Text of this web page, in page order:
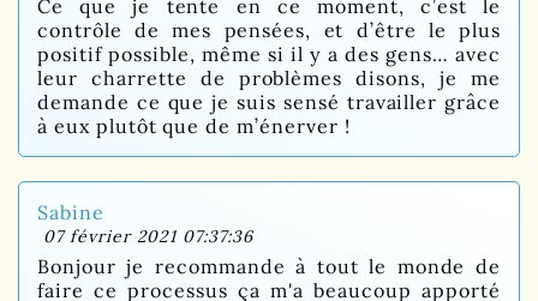
Ce que je tente en ce moment, c’est le
contrôle de mes pensées, et d’être le plus
positif possible, même si il y a des gens… avec
leur charrette de problèmes disons, je me
demande ce que je suis sensé travailler grâce
à eux plutôt que de m’énerver !
Sabine
07 février 2021 07:37:36
Bonjour je recommande à tout le monde de
faire ce processus ça m'a beaucoup apporté